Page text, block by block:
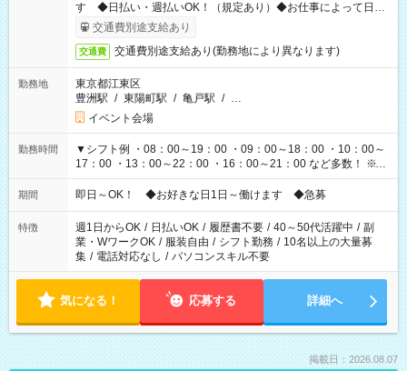
す ◆日払い・週払いOK！（規定あり）◆お仕事によって日給
も異なります
交通費別途支給あり
交通費 交通費別途支給あり(勤務地により異なります)
勤務地
東京都江東区
豊洲駅 / 東陽町駅 / 亀戸駅 / …
イベント会場
勤務時間
▼シフト例 ・08：00～19：00 ・09：00～18：00 ・10：00～
17：00 ・13：00～22：00 ・16：00～21：00 など多数！ ※お
仕事により勤務時間が異なります
期間 即日～OK！ ◆お好きな日1日～働けます ◆急募
特徴 週1日からOK / 日払いOK / 履歴書不要 / 40～50代活躍中 / 副
業・WワークOK / 服装自由 / シフト勤務 / 10名以上の大量募
集 / 電話対応なし / パソコンスキル不要
気になる！ 応募する 詳細へ
掲載日：2026.08.07